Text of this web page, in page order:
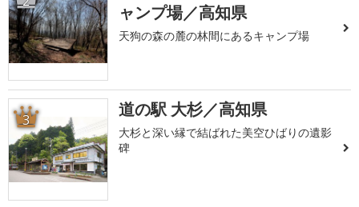
ャンプ場／高知県
天狗の森の麓の林間にあるキャンプ場
3 道の駅 大杉／高知県
大杉と深い縁で結ばれた美空ひばりの遺影
碑